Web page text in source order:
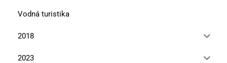
Vodná turistika
2018
2023